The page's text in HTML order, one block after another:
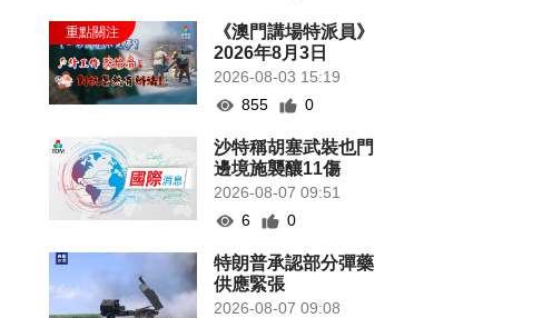
《澳門講場特派員》
2026年8月3日
2026-08-03 15:19
855
0
沙特稱胡塞武裝也門
邊境施襲釀11傷
2026-08-07 09:51
6
0
特朗普承認部分彈藥
供應緊張
2026-08-07 09:08